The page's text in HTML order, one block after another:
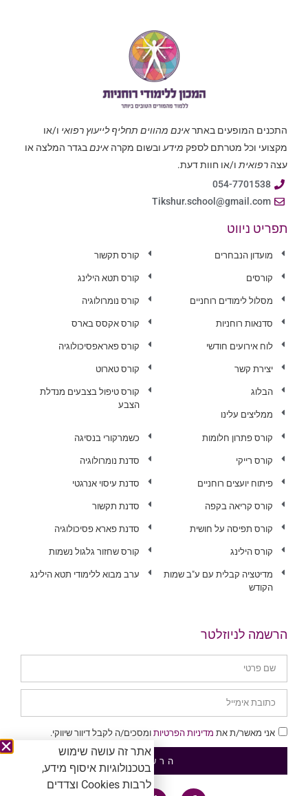
התכנים המופעים באתראינם מהווים תחליף לייעוץ רפואי ו/או
מקצועי וכל מטרתם לספק מידע ובשום מקרה אינםבגדר המלצה או
עצה רפואית ו/או חוות דעת.
054-7701538
Tikshur.school@gmail.com
תפריט ניווט
מועדון הנבחרים
קורסים
מסלול לימודים רוחניים
סדנאות רוחניות
לוח אירועים חודשי
יצירת קשר
הבלוג
ממליצים עלינו
קורס תקשור
קורס תטא הילינג
קורס נומרולוגיה
קורס אקסס בארס
קורס פאראפסיכולוגיה
קורס טארוט
קורס טיפול בצבעים מנדלת
הצבע
קורס פתרון חלומות
קורס רייקי
פיתוח יועצים רוחניים
קורס קריאה בקפה
קורס תפיסה על חושית
קורס הילינג
מדיטציה קבלית עם ע"ב שמות
הקודש
כשמרקורי בנסיגה
סדנת נומרולוגיה
סדנת עיסוי אנרגטי
סדנת תקשור
סדנת פארא פסיכולוגיה
קורס שחזור גלגול נשמות
ערב מבוא ללימודי תטא הילינג
הרשמה לניוזלטר
אני מאשר/ת את מדיניות הפרטיות ומסכים/ה לקבל דיוור שיווקי.
הרשמה
אתר זה עושה שימוש
בטכנולוגיות איסוף מידע,
לרבות Cookies וצדדים